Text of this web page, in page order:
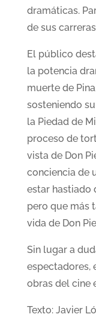
dramáticas.
de sus
El público
la potencia
muerte de
sosteniendo
la Piedad de
proceso de
vista de Don
conciencia de
estar hastiado
pero que más
vida de Don
Sin lugar a
espectadores,
obras del cine
Texto: Javier